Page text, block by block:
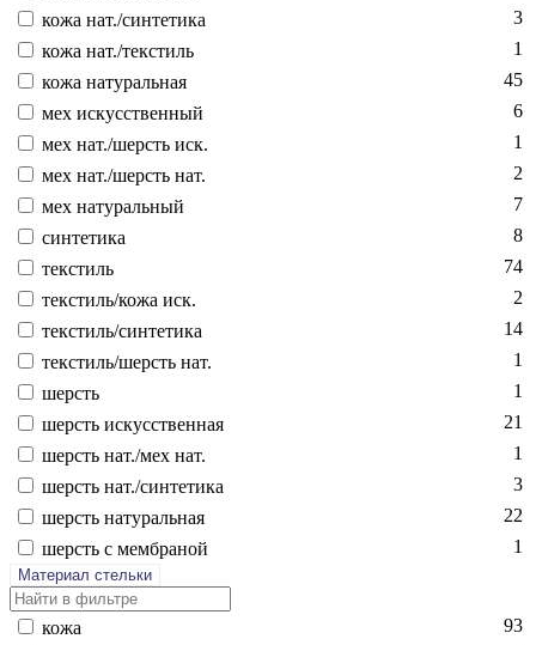
ко­жа нат./син­те­тика
3
ко­жа нат./текс­тиль
1
ко­жа на­тураль­ная
45
мех ис­кусс­твен­ный
6
мех нат./шерсть иск.
1
мех нат./шерсть нат.
2
мех на­тураль­ный
7
син­те­тика
8
текс­тиль
74
текс­тиль/ко­жа иск.
2
текс­тиль/син­те­тика
14
текс­тиль/шерсть нат.
1
шерсть
1
шерсть ис­кусс­твен­ная
21
шерсть нат./мех нат.
1
шерсть нат./син­те­тика
3
шерсть на­тураль­ная
22
шерсть с мемб­ра­ной
1
Материал стельки
ко­жа
93